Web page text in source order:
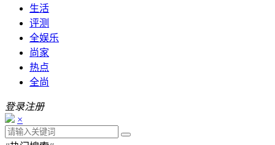
生活
评测
全娱乐
尚家
热点
全尚
登录注册
×